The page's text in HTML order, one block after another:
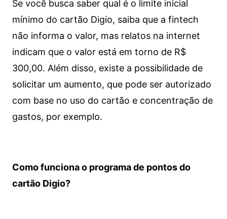
Se você busca saber qual é o limite inicial
mínimo do cartão Digio, saiba que a fintech
não informa o valor, mas relatos na internet
indicam que o valor está em torno de R$
300,00. Além disso, existe a possibilidade de
solicitar um aumento, que pode ser autorizado
com base no uso do cartão e concentração de
gastos, por exemplo.
Como funciona o programa de pontos do
cartão Digio?